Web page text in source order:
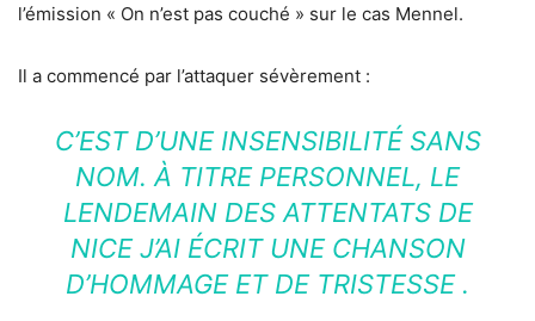
l’émission « On n’est pas couché » sur le cas Mennel.
Il a commencé par l’attaquer sévèrement :
C’EST D’UNE INSENSIBILITÉ SANS
NOM. À TITRE PERSONNEL, LE
LENDEMAIN DES ATTENTATS DE
NICE J’AI ÉCRIT UNE CHANSON
D’HOMMAGE ET DE TRISTESSE .